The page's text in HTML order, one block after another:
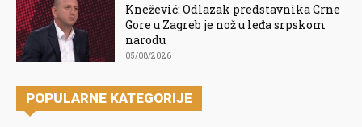
Knežević: Odlazak predstavnika Crne
Gore u Zagreb je nož u leđa srpskom
narodu
05/08/2026
POPULARNE KATEGORIJE